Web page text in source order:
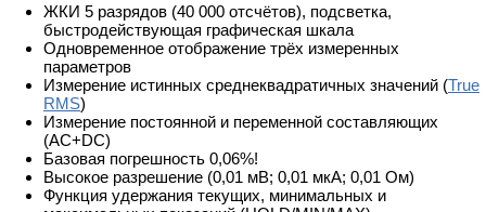
ЖКИ 5 разрядов (40 000 отсчётов), подсветка,
быстродействующая графическая шкала
Одновременное отображение трёх измеренных
параметров
Измерение истинных среднеквадратичных значений (True
RMS)
Измерение постоянной и переменной составляющих
(AC+DC)
Базовая погрешность 0,06%!
Высокое разрешение (0,01 мВ; 0,01 мкА; 0,01 Ом)
Функция удержания текущих, минимальных и